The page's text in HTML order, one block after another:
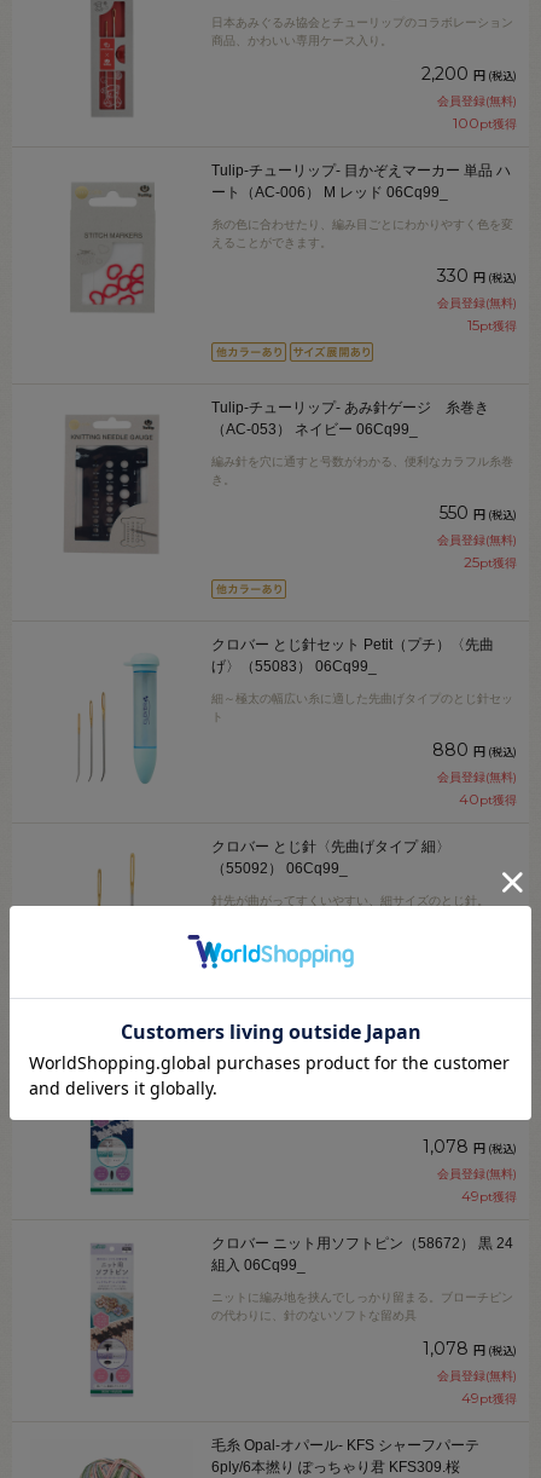
日本あみぐるみ協会とチューリップのコラボレーション
商品、かわいい専用ケース入り。
2,200 円 (税込)
会員登録(無料)
100pt獲得
Tulip-チューリップ- 目かぞえマーカー 単品 ハ
ート（AC-006） M レッド 06Cq99_
糸の色に合わせたり、編み目ごとにわかりやすく色を変
えることができます。
330 円 (税込)
会員登録(無料)
15pt獲得
Tulip-チューリップ- あみ針ゲージ 糸巻き
（AC-053） ネイビー 06Cq99_
編み針を穴に通すと号数がわかる、便利なカラフル糸巻
き。
550 円 (税込)
会員登録(無料)
25pt獲得
クロバー とじ針セット Petit（プチ）〈先曲
げ〉（55083） 06Cq99_
細～極太の幅広い糸に適した先曲げタイプのとじ針セッ
ト
880 円 (税込)
会員登録(無料)
40pt獲得
クロバー とじ針〈先曲げタイプ 細〉
（55092） 06Cq99_
針先が曲がってすくいやすい、細サイズのとじ針。
クロバー ニット用ソフトピン（58671） クリ
ア 24組入 06Cq99_
ニットに編み地を挟んでしっかり留まる。ブローチピン
1,078 円 (税込)
会員登録(無料)
49pt獲得
クロバー ニット用ソフトピン（58672） 黒 24
組入 06Cq99_
ニットに編み地を挟んでしっかり留まる。ブローチピン
の代わりに、針のないソフトな留め具
1,078 円 (税込)
会員登録(無料)
49pt獲得
毛糸 Opal-オパール- KFS シャーフパーテ
6ply/6本撚り ぽっちゃり君 KFS309.桜